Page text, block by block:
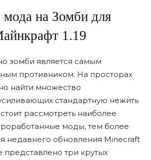
на Зомби для
1.19
зомби является самым
противником. На просторах
найти множество
стандартную нежить
рассмотреть наиболее
моды, тем более
недавнего обновления Minecraft
представлено три крутых